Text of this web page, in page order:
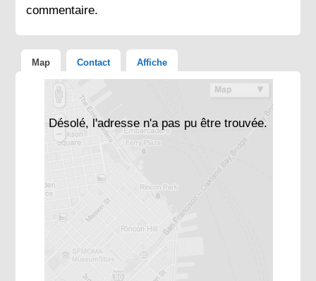
commentaire.
Map Contact Affiche
Désolé, l'adresse n'a pas pu être trouvée.